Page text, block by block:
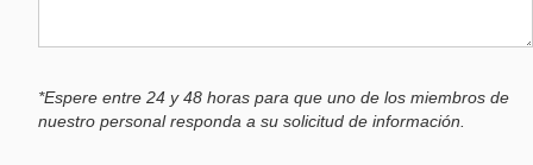
*Espere entre 24 y 48 horas para que uno de los miembros de
nuestro personal responda a su solicitud de información.